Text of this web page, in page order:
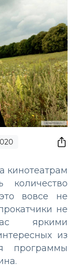
кинотеатрам
количество
вовсе не
не
яркими
из
программы